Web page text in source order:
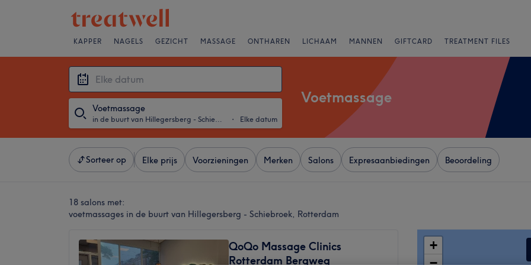
KAPPER NAGELS GEZICHT MASSAGE ONTHAREN LICHAAM MANNEN GIFTCARD TREATMENT FILES
Voetmassage
in de buurt van Hillegersberg - Schiebroek, Rotterdam ・ Elke datum
Voetmassage
Sorteer op Elke prijs Voorzieningen Merken Salons Expresaanbiedingen Beoordeling
18 salons met:
voetmassages in de buurt van Hillegersberg - Schiebroek, Rotterdam
QoQo Massage Clinics
Rotterdam Bergweg
+